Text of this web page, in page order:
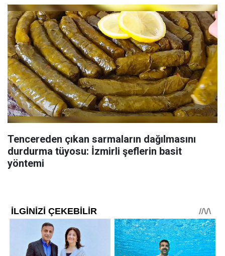
Tencereden çıkan sarmaların dağılmasını
durdurma tüyosu: İzmirli şeflerin basit
yöntemi